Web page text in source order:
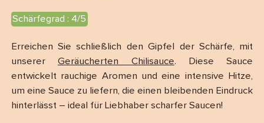
Schärfegrad : 4/5
Erreichen Sie schließlich den Gipfel der Schärfe, mit
unsererGeräucherten Chilisauce. Diese Sauce
entwickelt rauchige Aromen und eine intensive Hitze,
um eine Sauce zu liefern, die einen bleibenden Eindruck
hinterlässt – ideal für Liebhaber scharfer Saucen!